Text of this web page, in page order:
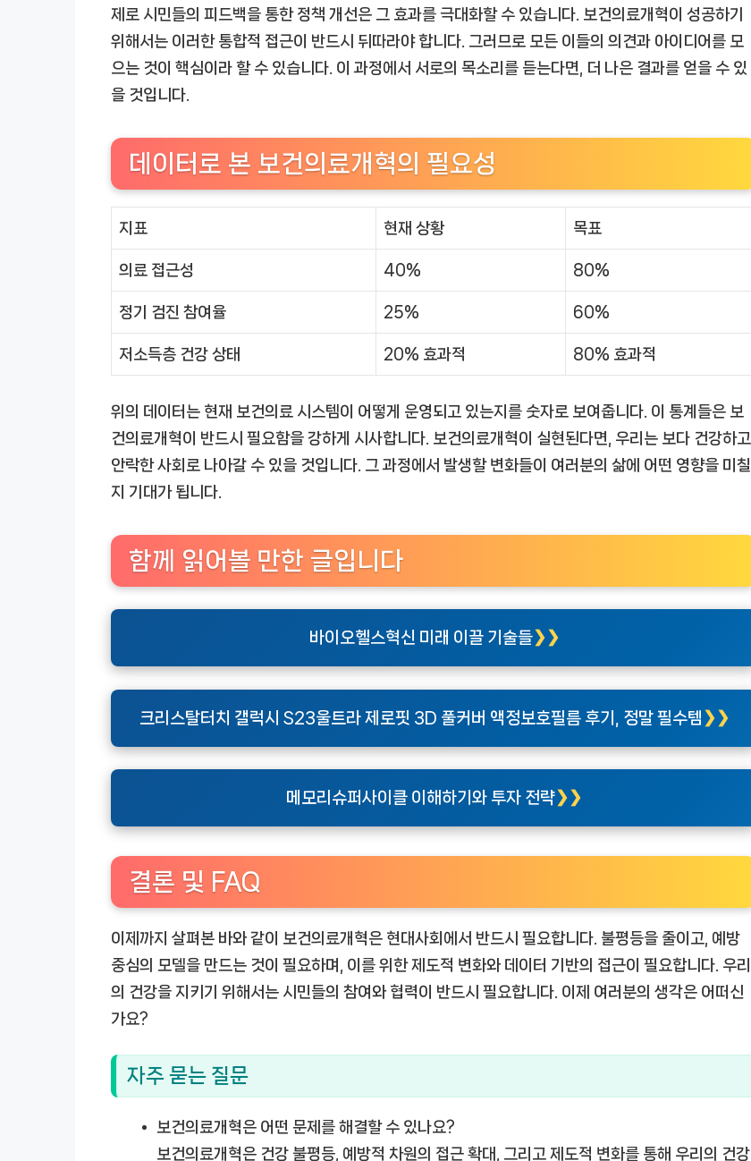
제로 시민들의 피드백을 통한 정책 개선은 그 효과를 극대화할 수 있습니다. 보건의료개혁이 성공하기
위해서는 이러한 통합적 접근이 반드시 뒤따라야 합니다. 그러므로 모든 이들의 의견과 아이디어를 모
으는 것이 핵심이라 할 수 있습니다. 이 과정에서 서로의 목소리를 듣는다면, 더 나은 결과를 얻을 수 있
을 것입니다.
데이터로 본 보건의료개혁의 필요성
지표 현재 상황 목표
의료 접근성 40% 80%
정기 검진 참여율 25% 60%
저소득층 건강 상태 20% 효과적 80% 효과적
위의 데이터는 현재 보건의료 시스템이 어떻게 운영되고 있는지를 숫자로 보여줍니다. 이 통계들은 보
건의료개혁이 반드시 필요함을 강하게 시사합니다. 보건의료개혁이 실현된다면, 우리는 보다 건강하고
안락한 사회로 나아갈 수 있을 것입니다. 그 과정에서 발생할 변화들이 여러분의 삶에 어떤 영향을 미칠
지 기대가 됩니다.
함께 읽어볼 만한 글입니다
바이오헬스혁신 미래 이끌 기술들
크리스탈터치 갤럭시 S23울트라 제로핏 3D 풀커버 액정보호필름 후기, 정말 필수템
메모리슈퍼사이클 이해하기와 투자 전략
결론 및 FAQ
이제까지 살펴본 바와 같이 보건의료개혁은 현대사회에서 반드시 필요합니다. 불평등을 줄이고, 예방
중심의 모델을 만드는 것이 필요하며, 이를 위한 제도적 변화와 데이터 기반의 접근이 필요합니다. 우리
의 건강을 지키기 위해서는 시민들의 참여와 협력이 반드시 필요합니다. 이제 여러분의 생각은 어떠신
가요?
자주 묻는 질문
보건의료개혁은 어떤 문제를 해결할 수 있나요?
보건의료개혁은 건강 불평등, 예방적 차원의 접근 확대, 그리고 제도적 변화를 통해 우리의 건강